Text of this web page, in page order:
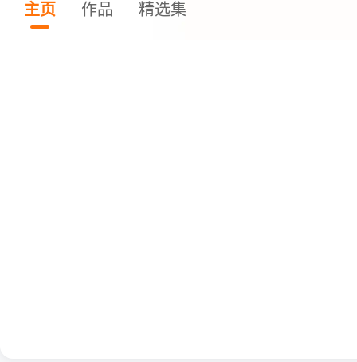
主页 作品 精选集